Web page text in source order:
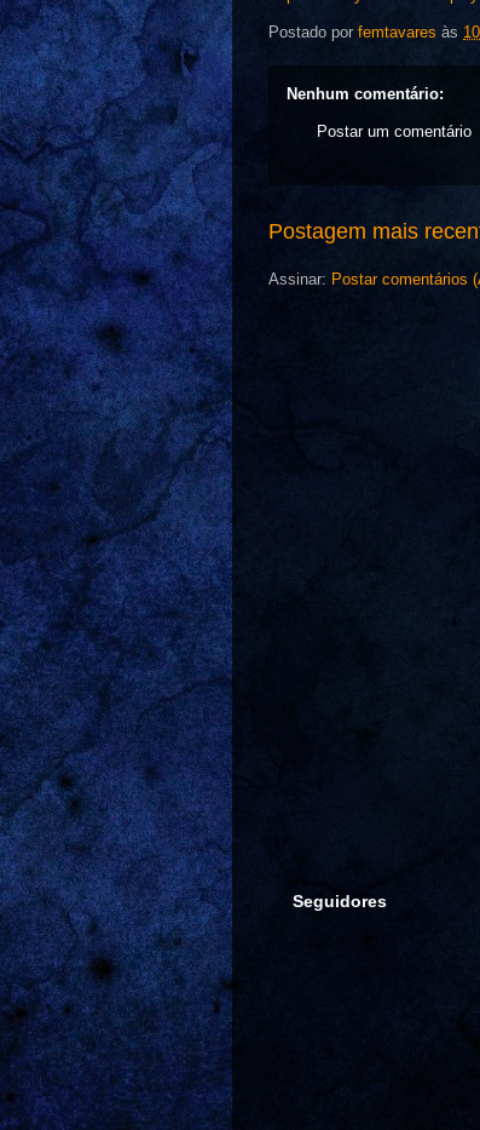
Postado por femtavares às
Nenhum comentário:
Postar um comentário
Postagem mais
Assinar: Postar comentários
Seguidores